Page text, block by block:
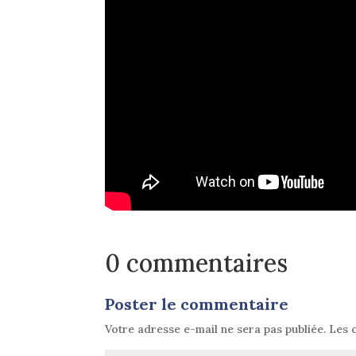
0 commentaires
Poster le commentaire
Votre adresse e-mail ne sera pas publiée. Les